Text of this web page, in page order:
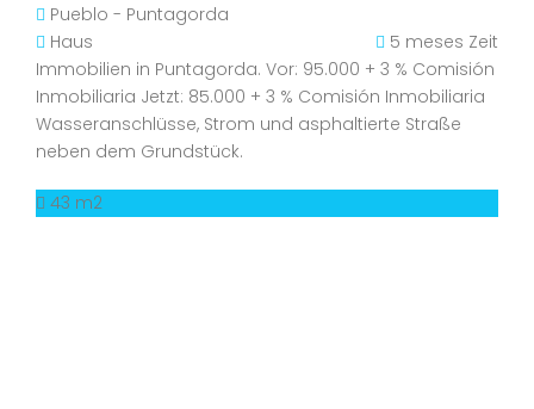
Pueblo - Puntagorda
Haus
5 meses Zeit
Immobilien in Puntagorda. Vor: 95.000 + 3 % Comisión
Inmobiliaria Jetzt: 85.000 + 3 % Comisión Inmobiliaria
Wasseranschlüsse, Strom und asphaltierte Straße
neben dem Grundstück.
43 m2